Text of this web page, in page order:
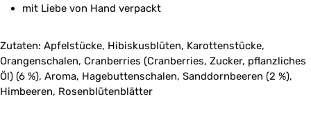
mit Liebe von Hand verpackt
Zutaten: Apfelstücke, Hibiskusblüten, Karottenstücke,
Orangenschalen, Cranberries (Cranberries, Zucker, pflanzliches
Öl) (6 %), Aroma, Hagebuttenschalen, Sanddornbeeren (2 %),
Himbeeren, Rosenblütenblätter